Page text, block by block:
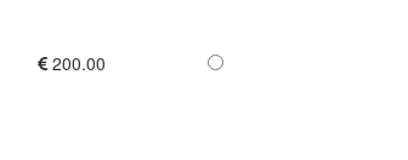
200.00